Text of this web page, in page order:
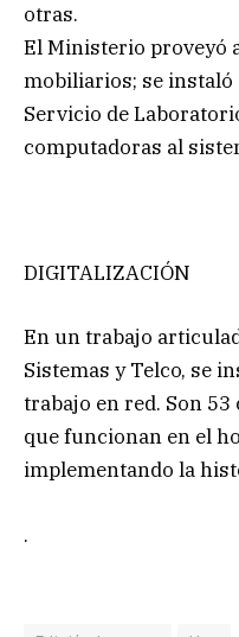
otras.
El Ministerio proveyó
mobiliarios; se instaló
Servicio de
computadoras al
DIGITALIZACIÓN
En un trabajo
Sistemas y Telco, se
trabajo en red. Son
que funcionan en el
implementando la
.